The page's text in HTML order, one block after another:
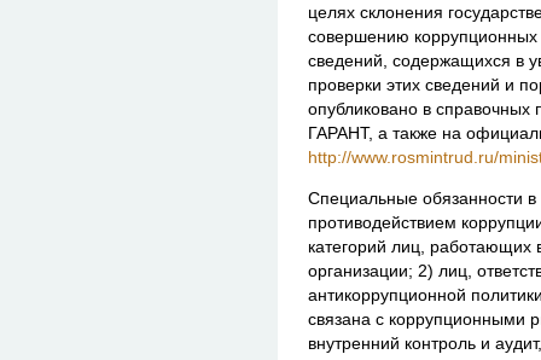
целях склонения
совершению
сведений, содержащихся в
проверки этих сведений и
опубликовано в справочных
ГАРАНТ, а также на
http://www.rosmintrud.ru/
Специальные обязанности
противодействием
категорий лиц, работающих
организации; 2) лиц,
антикоррупционной
связана с коррупционными
внутренний контроль и